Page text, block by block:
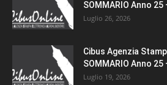
SOMMARIO Anno 25
Luglio 26, 2026
Cibus Agenzia
SOMMARIO Anno 25
Luglio 19, 2026